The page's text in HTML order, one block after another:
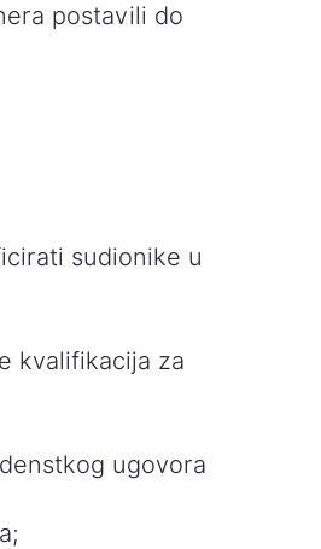
postavili do
sudionike u
kvalifikacija za
ugovora